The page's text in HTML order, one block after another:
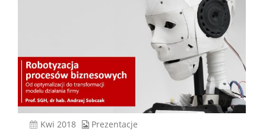
kwi 2018 Prezentacje